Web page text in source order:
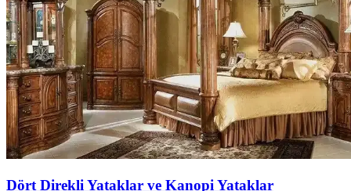
Dört Direkli Yataklar ve Kanopi Yataklar